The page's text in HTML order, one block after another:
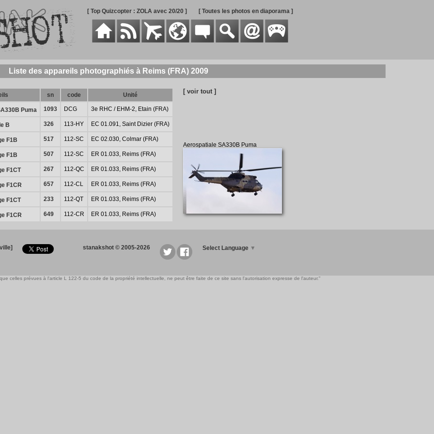
[ Top Quizcopter : ZOLA avec 20/20 ] [ Toutes les photos en diaporama ]
Liste des appareils photographiés à Reims (FRA) 2009
sn code Unité
Puma 1093 DCG 3e RHC / EHM-2, Etain (FRA)
B 326 113-HY EC 01.091, Saint Dizier (FRA)
F1B 517 112-SC EC 02.030, Colmar (FRA)
F1B 507 112-SC ER 01.033, Reims (FRA)
F1CT 267 112-QC ER 01.033, Reims (FRA)
F1CR 657 112-CL ER 01.033, Reims (FRA)
F1CT 233 112-QT ER 01.033, Reims (FRA)
F1CR 649 112-CR ER 01.033, Reims (FRA)
[ voir tout ]
Aerospatiale SA330B Puma
stanakshot © 2005-2026 Select Language ▼
celles prévues à l'article L 122-5 du code de la propriété intellectuelle, ne peut être faite de ce site sans l'autorisation expresse de l'auteur."